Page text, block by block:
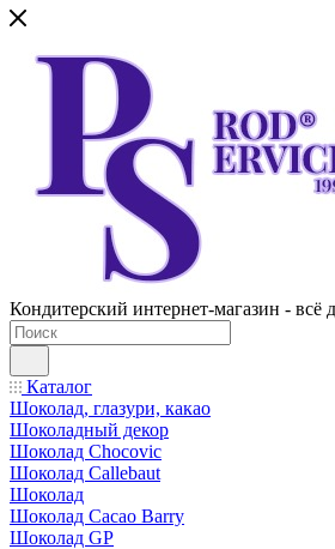
Кондитерский интернет-магазин - всё
Каталог
Шоколад, глазури, какао
Шоколадный декор
Шоколад Chocovic
Шоколад Callebaut
Шоколад
Шоколад Cacao Barry
Шоколад GP